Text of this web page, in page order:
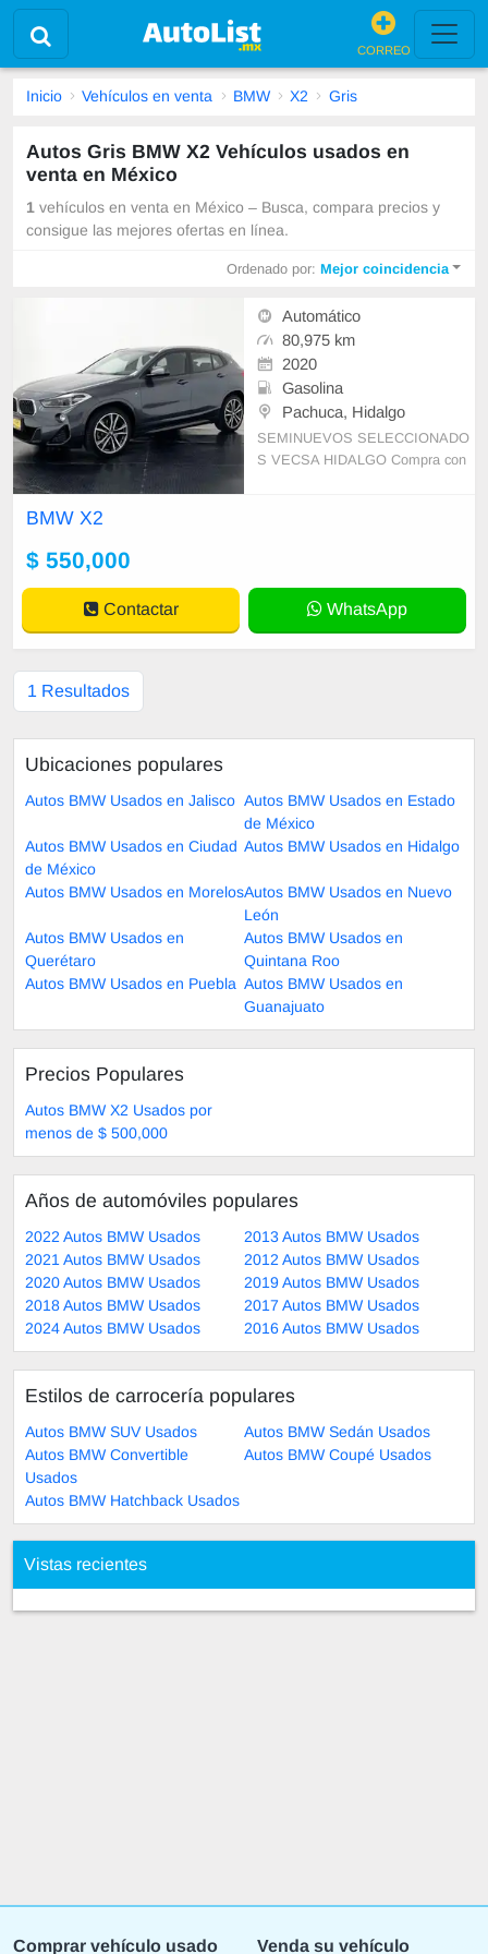
CORREO
Inicio Vehículos en venta BMW X2 Gris
Autos Gris BMW X2 Vehículos usados en
venta en México
1 vehículos en venta en México – Busca, compara precios y
consigue las mejores ofertas en línea.
Ordenado por:Mejor coincidencia
Automático
80,975 km
2020
Gasolina
Pachuca, Hidalgo
SEMINUEVOS SELECCIONADO
S VECSA HIDALGO Compra con
BMW X2
$ 550,000
Contactar WhatsApp
1 Resultados
Ubicaciones populares
Autos BMW Usados en Jalisco Autos BMW Usados en Estado
de México
Autos BMW Usados en Ciudad
de México
Autos BMW Usados en Hidalgo
Autos BMW Usados en MorelosAutos BMW Usados en Nuevo
León
Autos BMW Usados en
Querétaro
Autos BMW Usados en
Quintana Roo
Autos BMW Usados en Puebla Autos BMW Usados en
Guanajuato
Precios Populares
Autos BMW X2 Usados por
menos de $ 500,000
Años de automóviles populares
2022 Autos BMW Usados
2013 Autos BMW Usados
2021 Autos BMW Usados
2012 Autos BMW Usados
2020 Autos BMW Usados
2019 Autos BMW Usados
2018 Autos BMW Usados
2017 Autos BMW Usados
2024 Autos BMW Usados
2016 Autos BMW Usados
Estilos de carrocería populares
Autos BMW SUV Usados
Autos BMW Sedán Usados
Autos BMW Convertible
Usados
Autos BMW Coupé Usados
Autos BMW Hatchback Usados
Vistas recientes
Comprar vehículo usado Venda su vehículo